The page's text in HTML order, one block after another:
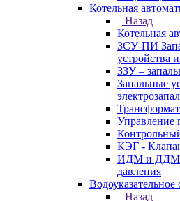
Котельная
Назад
Котельная
ЗСУ-ПИ
устройства
ЗЗУ –
Запальные
Управление
КЭГ -
ИДМ и ДДМ
давления
Водоуказательное
Назад